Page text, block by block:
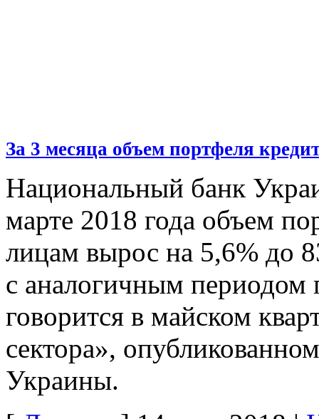
За 3 месяца объем портфеля
Национальный банк
марте 2018 года объем
лицам вырос на 5,6% до
с аналогичным периодом
говорится в майском
сектора»,
Украины.